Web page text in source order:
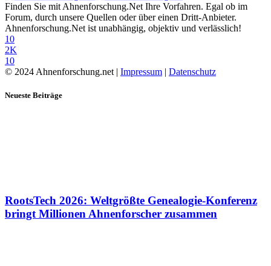
Finden Sie mit Ahnenforschung.Net Ihre Vorfahren. Egal ob im
Forum, durch unsere Quellen oder über einen Dritt-Anbieter.
Ahnenforschung.Net ist unabhängig, objektiv und verlässlich!
10
2K
10
© 2024 Ahnenforschung.net | Impressum | Datenschutz
Neueste Beiträge
RootsTech 2026: Weltgrößte Genealogie-Konferenz
bringt Millionen Ahnenforscher zusammen